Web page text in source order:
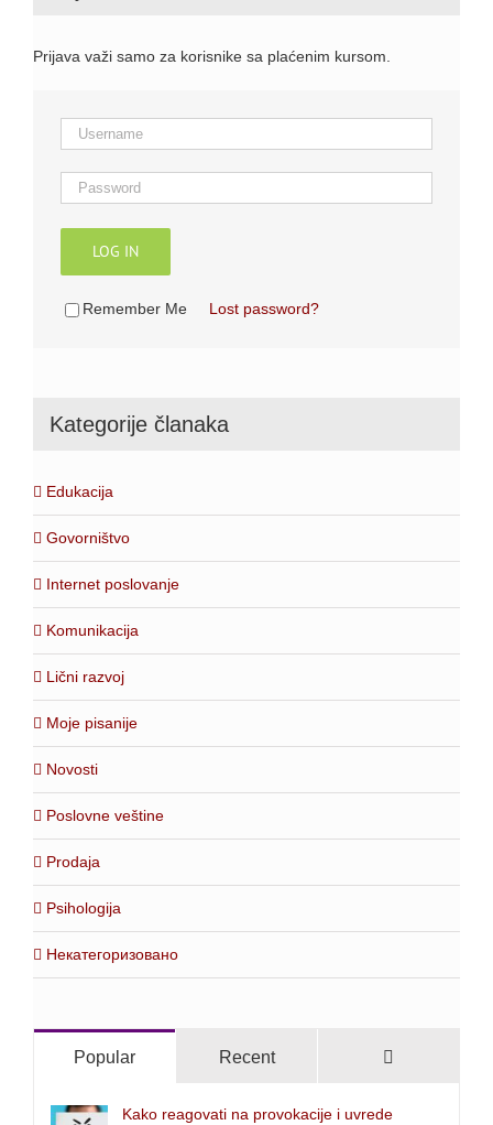
Prijava važi samo za korisnike sa plaćenim kursom.
LOG IN
Remember Me Lost password?
Kategorije članaka
Edukacija
Govorništvo
Internet poslovanje
Komunikacija
Lični razvoj
Moje pisanije
Novosti
Poslovne veštine
Prodaja
Psihologija
Некатегоризовано
Popular Recent
Kako reagovati na provokacije i uvrede